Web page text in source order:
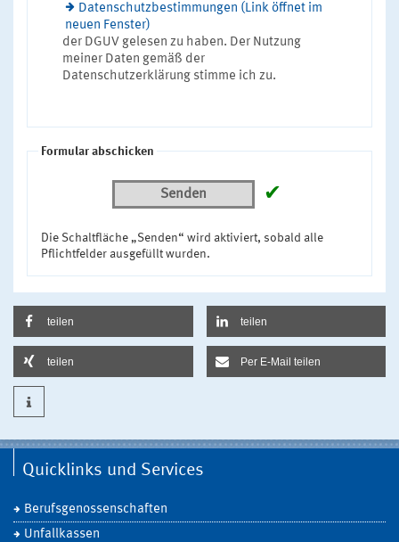
Datenschutzbestimmungen (Link öffnet im
neuen Fenster)
der DGUV gelesen zu haben. Der Nutzung
meiner Daten gemäß der
Datenschutzerklärung stimme ich zu.
Formular abschicken
Senden ✔
Die Schaltfläche „Senden“ wird aktiviert, sobald alle
Pflichtfelder ausgefüllt wurden.
teilen teilen
teilen Per E-Mail teilen
Quicklinks und Services
Berufsgenossenschaften
Unfallkassen